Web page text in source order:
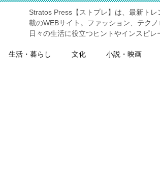
Stratos Press【ストプレ】は、最新ト
載のWEBサイト。ファッション、テク
日々の生活に役立つヒントやインスピレ
生活・暮らし 文化 小説・映画